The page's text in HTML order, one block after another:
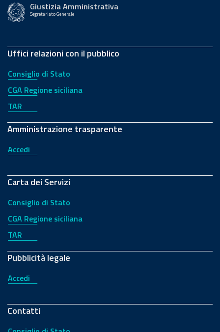
Giustizia Amministrativa
Segretariato Generale
Uffici relazioni con il pubblico
Consiglio di Stato
CGA Regione siciliana
TAR
Amministrazione trasparente
Accedi
Carta dei Servizi
Consiglio di Stato
CGA Regione siciliana
TAR
Pubblicità legale
Accedi
Contatti